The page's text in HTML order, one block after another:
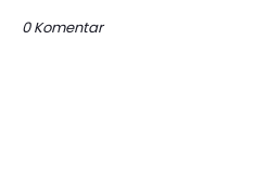
0 Komentar